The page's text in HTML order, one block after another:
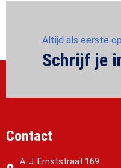
Altijd als eerste
Schrijf je
Contact
A. J. Ernststraat 169